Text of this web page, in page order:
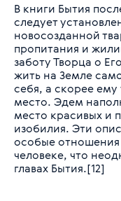
В книги Бытия
следует
новосозданной
пропитания и
заботу Творца о
жить на Земле
себя, а скорее ему
место. Эдем
место красивых и
изобилия. Эти
особые
человеке, что
главах Бытия.[12]